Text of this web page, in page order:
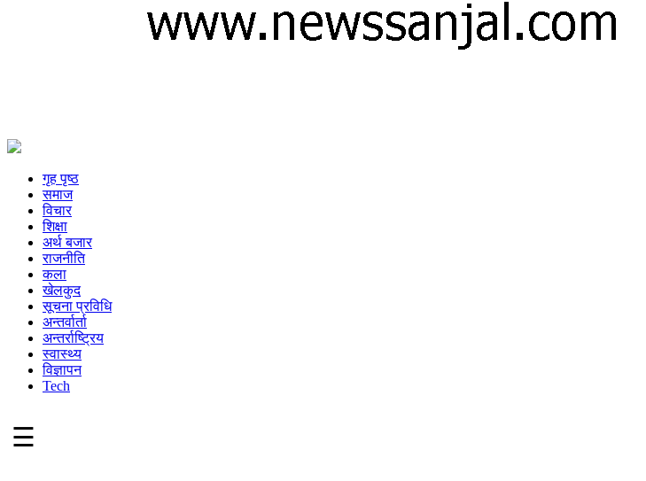
गृह पृष्ठ
समाज
विचार
शिक्षा
अर्थ बजार
राजनीति
कला
खेलकुद
सूचना प्रविधि
अन्तर्वार्ता
अन्तर्राष्ट्रिय
स्वास्थ्य
विज्ञापन
Tech
☰